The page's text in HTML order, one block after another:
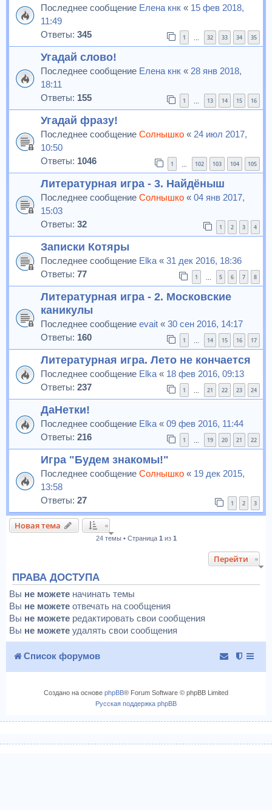
Последнее сообщение Елена кнк « 15 фев 2018,
11:49
Ответы: 345 1 32 33 34 35
Угадай слово!
Последнее сообщение Елена кнк « 28 янв 2018,
18:11
Ответы: 155 1 13 14 15 16
Угадай фразу!
Последнее сообщение Солнышко « 24 июл 2017,
10:50
Ответы: 1046 1 102 103 104 105
Литературная игра - 3. Найдёныш
Последнее сообщение Солнышко « 04 янв 2017,
15:03
Ответы: 32 1 2 3 4
Записки Котяры
Последнее сообщение Elka « 31 дек 2016, 18:36
Ответы: 77 1 5 6 7 8
Литературная игра - 2. Московские
каникулы
Последнее сообщение evait « 30 сен 2016, 14:17
Ответы: 160 1 14 15 16 17
Литературная игра. Лето не кончается
Последнее сообщение Elka « 18 фев 2016, 09:13
Ответы: 237 1 21 22 23 24
ДаНетки!
Последнее сообщение Elka « 09 фев 2016, 11:44
Ответы: 216 1 19 20 21 22
Игра "Будем знакомы!"
Последнее сообщение Солнышко « 19 дек 2015,
13:58
Ответы: 27 1 2 3
Новая тема
24 темы • Страница 1 из 1
Перейти
ПРАВА ДОСТУПА
Вы не можете начинать темы
Вы не можете отвечать на сообщения
Вы не можете редактировать свои сообщения
Вы не можете удалять свои сообщения
Список форумов
Создано на основе phpBB® Forum Software © phpBB Limited
Русская поддержка phpBB